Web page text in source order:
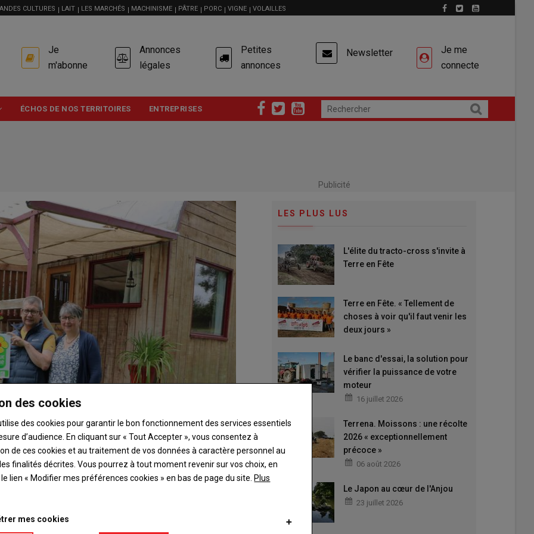
CULTURES LAIT LES MARCHÉS MACHINISME PÂTRE PORC VIGNE VOLAILLES
USER
ACCOUNT
MENU
Je
m'abonne
Annonces
légales
Petites
annonces
Newsletter
Je me
connecte
ÉCHOS DE NOS TERRITOIRES ENTREPRISES
Publicité
LES PLUS LUS
L'élite du tracto-cross s'invite à
Terre en Fête
Terre en Fête. « Tellement de
choses à voir qu'il faut venir les
deux jours »
Le banc d'essai, la solution pour
vérifier la puissance de votre
moteur
16 juillet 2026
Terrena. Moissons : une récolte
2026 « exceptionnellement
précoce »
06 août 2026
Le Japon au cœur de l'Anjou
23 juillet 2026
des cookies
des cookies pour garantir le bon fonctionnement des services essentiels
d’audience. En cliquant sur « Tout Accepter », vous consentez à
de ces cookies et au traitement de vos données à caractère personnel au
finalités décrites. Vous pourrez à tout moment revenir sur vos choix, en
lien « Modifier mes préférences cookies » en bas de page du site.Plus
mes cookies